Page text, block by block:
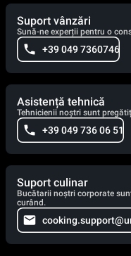
Suport vânzări
Sună-ne experții pentru o
+39 049 7360746
Asistență tehnică
Tehnicienii noștri sunt
+39 049 736 06 51
Suport culinar
Bucătarii noștri corporate
curând.